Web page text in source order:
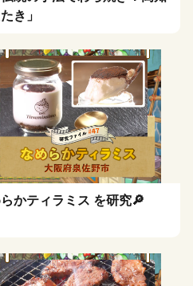
き」
かティラミス を研究🔎